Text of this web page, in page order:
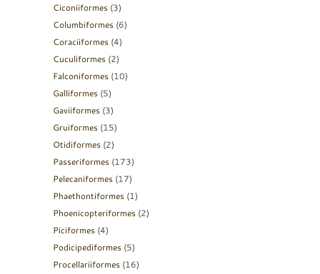
Ciconiiformes (3)
Columbiformes (6)
Coraciiformes (4)
Cuculiformes (2)
Falconiformes (10)
Galliformes (5)
Gaviiformes (3)
Gruiformes (15)
Otidiformes (2)
Passeriformes (173)
Pelecaniformes (17)
Phaethontiformes (1)
Phoenicopteriformes (2)
Piciformes (4)
Podicipediformes (5)
Procellariiformes (16)